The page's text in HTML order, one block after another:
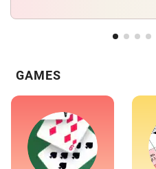
GAMES